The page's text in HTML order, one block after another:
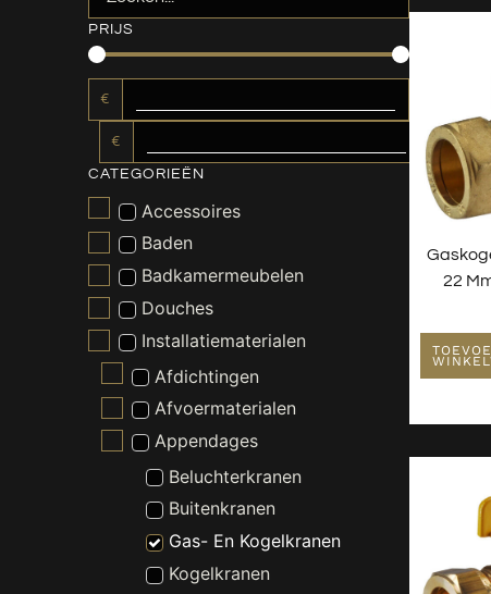
PRIJS
€
€
CATEGORIEËN
Accessoires
Baden
Badkamermeubelen
Douches
Installatiematerialen
Afdichtingen
Afvoermaterialen
Appendages
Beluchterkranen
Buitenkranen
Gas- En Kogelkranen
Kogelkranen
22